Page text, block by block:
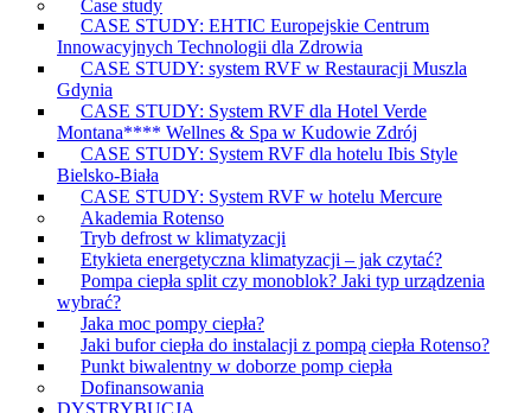
Case study
CASE STUDY: EHTIC Europejskie Centrum
Innowacyjnych Technologii dla Zdrowia
CASE STUDY: system RVF w Restauracji Muszla
Gdynia
CASE STUDY: System RVF dla Hotel Verde
Montana**** Wellnes & Spa w Kudowie Zdrój
CASE STUDY: System RVF dla hotelu Ibis Style
Bielsko-Biała
CASE STUDY: System RVF w hotelu Mercure
Akademia Rotenso
Tryb defrost w klimatyzacji
Etykieta energetyczna klimatyzacji – jak czytać?
Pompa ciepła split czy monoblok? Jaki typ urządzenia
wybrać?
Jaka moc pompy ciepła?
Jaki bufor ciepła do instalacji z pompą ciepła Rotenso?
Punkt biwalentny w doborze pomp ciepła
Dofinansowania
DYSTRYBUCJA